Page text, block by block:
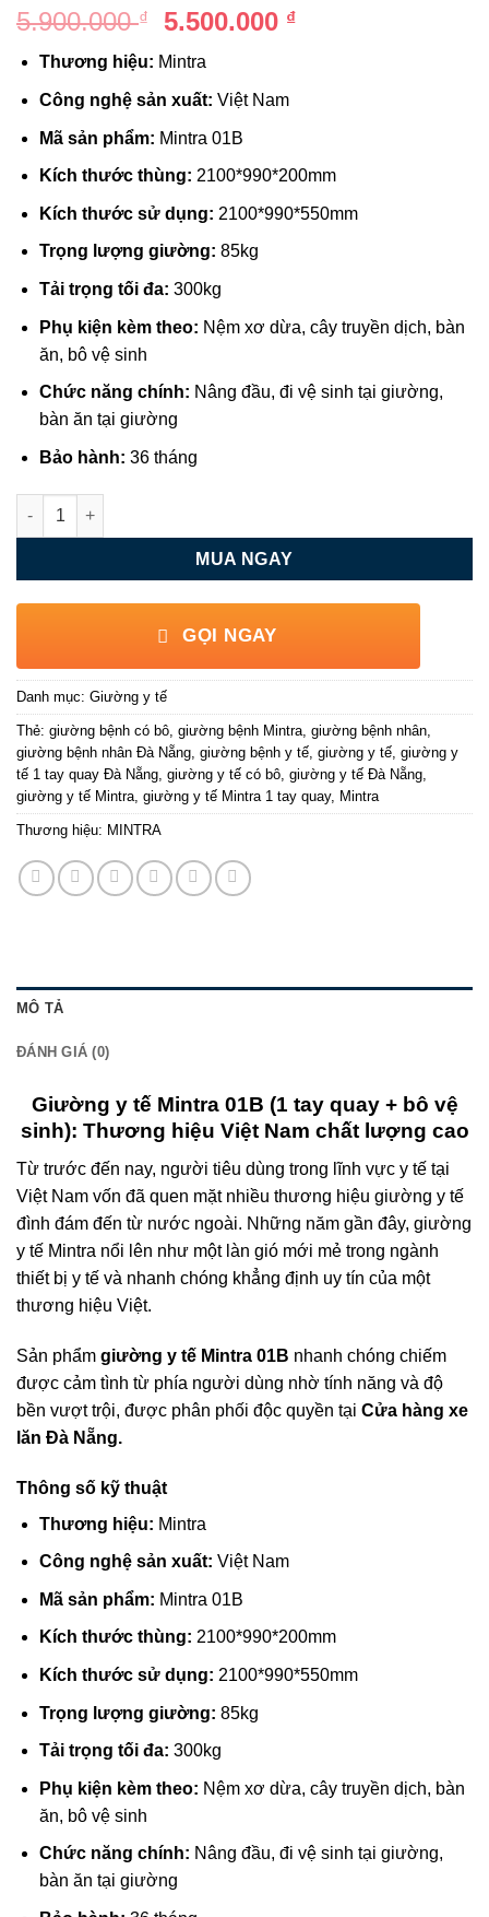
5.900.000₫
Giá
gốc
là:
5.900.000 ₫.
5.500.000 ₫Giá
Thương hiệu: Mintra
Công nghệ sản xuất: Việt Nam
Mã sản phẩm: Mintra 01B
Kích thước thùng: 2100*990*200mm
Kích thước sử dụng: 2100*990*550mm
Trọng lượng giường: 85kg
Tải trọng tối đa: 300kg
Phụ kiện kèm theo: Nệm xơ dừa, cây truyền dịch, bàn
ăn, bô vệ sinh
Chức năng chính: Nâng đầu, đi vệ sinh tại giường,
bàn ăn tại giường
Bảo hành: 36 tháng
Giường y tế Mintra 01B số lượng
MUA NGAY
GỌI NGAY
Danh mục: Giường y tế
Thẻ: giường bệnh có bô giường bệnh Mintra giường bệnh nhân
giường bệnh nhân Đà Nẵng giường bệnh y tế giường y tế giường y
tế 1 tay quay Đà Nẵng giường y tế có bô giường y tế Đà Nẵng
giường y tế Mintra giường y tế Mintra 1 tay quay, Mintra
Thương hiệu: MINTRA
MÔ TẢ
ĐÁNH GIÁ (0)
Giường y tế Mintra 01B (1 tay quay + bô vệ
sinh): Thương hiệu Việt Nam chất lượng cao
Từ trước đến nay, người tiêu dùng trong lĩnh vực y tế tại
Việt Nam vốn đã quen mặt nhiều thương hiệu giường y tế
đình đám đến từ nước ngoài. Những năm gần đây, giường
y tế Mintra nổi lên như một làn gió mới mẻ trong ngành
thiết bị y tế và nhanh chóng khẳng định uy tín của một
thương hiệu Việt.
Sản phẩm giường y tế Mintra 01B nhanh chóng chiếm
được cảm tình từ phía người dùng nhờ tính năng và độ
bền vượt trội, được phân phối độc quyền tại Cửa hàng xe
lăn Đà Nẵng.
Thông số kỹ thuật
Thương hiệu: Mintra
Công nghệ sản xuất: Việt Nam
Mã sản phẩm: Mintra 01B
Kích thước thùng: 2100*990*200mm
Kích thước sử dụng: 2100*990*550mm
Trọng lượng giường: 85kg
Tải trọng tối đa: 300kg
Phụ kiện kèm theo: Nệm xơ dừa, cây truyền dịch, bàn
ăn, bô vệ sinh
Chức năng chính: Nâng đầu, đi vệ sinh tại giường,
bàn ăn tại giường